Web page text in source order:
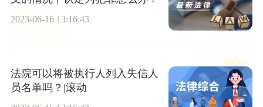
2023-06-16 13:16:43
法院可以将被执行人列入失信人
员名单吗？|滚动